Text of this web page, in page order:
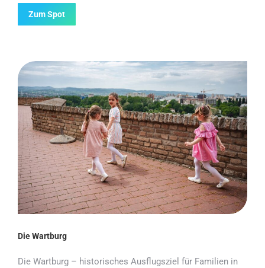
Zum Spot
Die Wartburg
Die Wartburg – historisches Ausflugsziel für Familien in